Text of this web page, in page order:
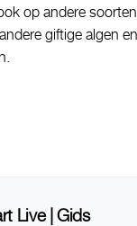
op andere soorten
giftige algen
Live | Gids